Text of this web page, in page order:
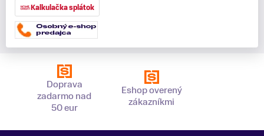
Kalkulačka splátok
Doprava
zadarmo nad
50 eur
Eshop overený
zákazníkmi